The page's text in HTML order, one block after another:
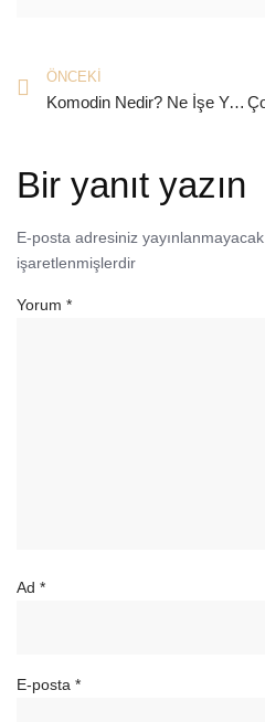
ÖNCEKI
Komodin Nedir? Ne İşe Yarar?
Bir yanıt yazın
E-posta adresiniz yayınlanmayacak.
işaretlenmişlerdir
Yorum *
Ad *
E-posta *